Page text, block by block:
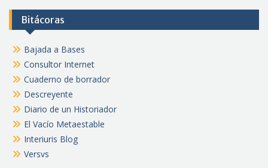
Bitácoras
Bajada a Bases
Consultor Internet
Cuaderno de borrador
Descreyente
Diario de un Historiador
El Vacío Metaestable
Interiuris Blog
Versvs